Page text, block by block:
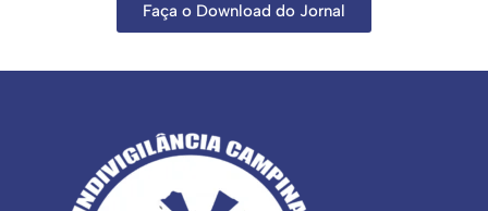
Faça o Download do Jornal